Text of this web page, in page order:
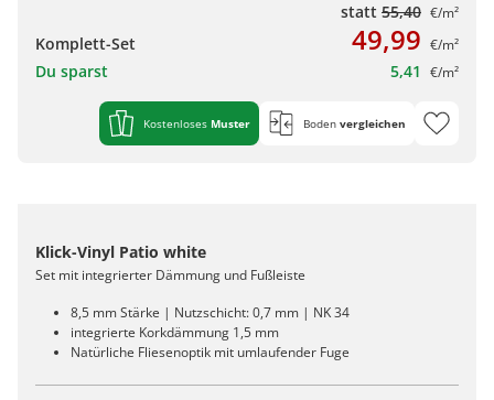
statt 55,40 €/m²
Komplett-Set 49,99 €/m²
Du sparst 5,41 €/m²
Kostenloses Muster Boden vergleichen
Klick-Vinyl Patio white
Set mit integrierter Dämmung und Fußleiste
8,5 mm Stärke | Nutzschicht: 0,7 mm | NK 34
integrierte Korkdämmung 1,5 mm
Natürliche Fliesenoptik mit umlaufender Fuge